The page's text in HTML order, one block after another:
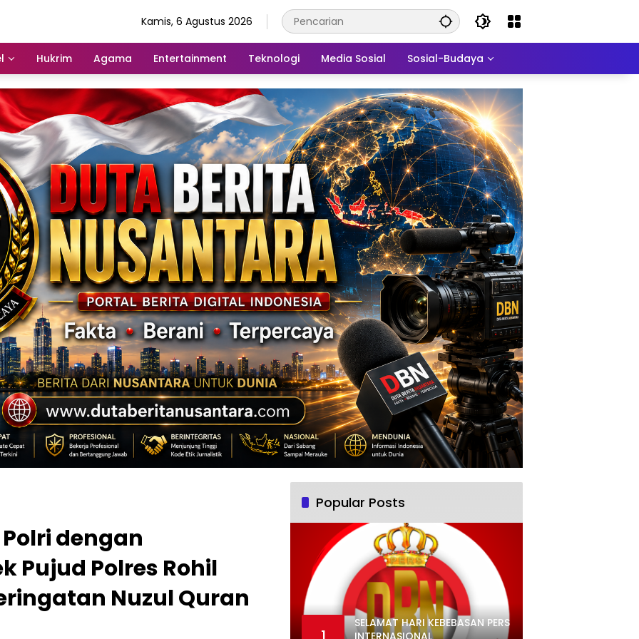
Kamis, 6 Agustus 2026
Hukrim Agama Entertainment Teknologi Media Sosial Sosial-Budaya
dengan
Pujud Polres Rohil
Nuzul Quran
Popular Posts
SELAMAT HARI KEBEBASAN PERS